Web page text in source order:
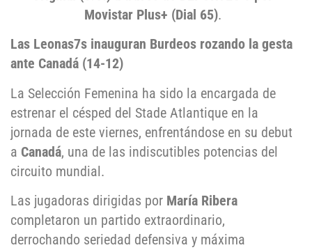
Movistar Plus+ (Dial 65).
Las Leonas7s inauguran Burdeos rozando la gesta
ante Canadá (14-12)
La Selección Femenina ha sido la encargada de
estrenar el césped del Stade Atlantique en la
jornada de este viernes, enfrentándose en su debut
a Canadá, una de las indiscutibles potencias del
circuito mundial.
Las jugadoras dirigidas por María Ribera
completaron un partido extraordinario,
derrochando seriedad defensiva y máxima